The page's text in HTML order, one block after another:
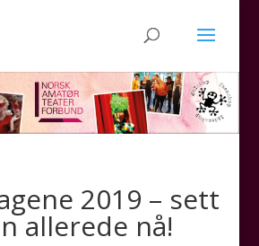
2019 – sett
allerede nå!